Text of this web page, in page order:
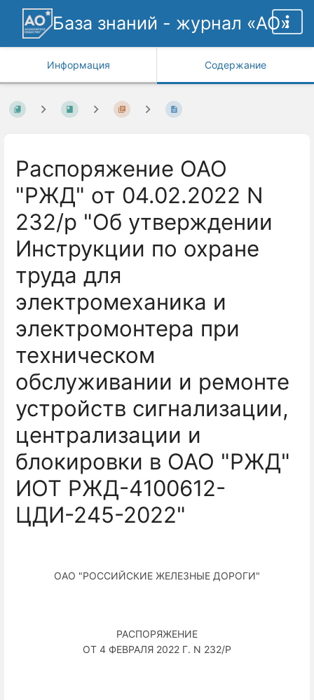
База знаний - журнал «АО»
Информация Содержание
Распоряжение ОАО
"РЖД" от 04.02.2022 N
232/р "Об утверждении
Инструкции по охране
труда для
электромеханика и
электромонтера при
техническом
обслуживании и ремонте
устройств сигнализации,
централизации и
блокировки в ОАО "РЖД"
ИОТ РЖД-4100612-
ЦДИ-245-2022"
ОАО "РОССИЙСКИЕ ЖЕЛЕЗНЫЕ ДОРОГИ"
РАСПОРЯЖЕНИЕ
ОТ 4 ФЕВРАЛЯ 2022 Г. N 232/Р